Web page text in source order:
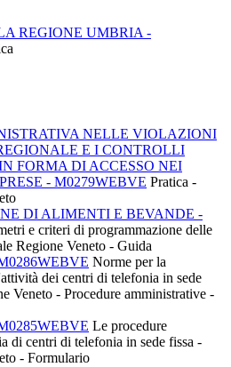
REGIONE UMBRIA -
NELLE VIOLAZIONI
E I CONTROLLI
FORMA DI ACCESSO NEI
- M0279WEBVE Pratica -
DI ALIMENTI E BEVANDE -
e criteri di programmazione delle
Regione Veneto - Guida
Norme per la
dei centri di telefonia in sede
Veneto - Procedure amministrative -
Le procedure
di centri di telefonia in sede fissa -
- Formulario